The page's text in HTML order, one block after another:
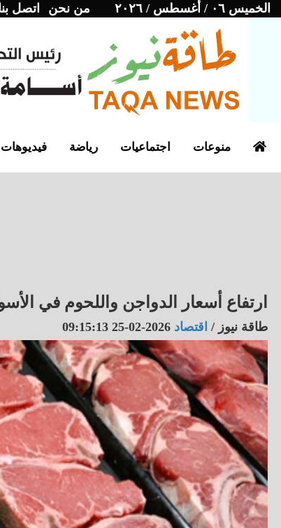
الخميس ٠٦ / أغسطس / ٢٠٢٦ من نحن اتصل
فيديوهات رياضة اجتماعيات منوعات
ارتفاع أسعار الدواجن واللحوم في الأسواق 25 فبراير
طاقة نيوز / اقتصاد2026-02-25 09:15:13